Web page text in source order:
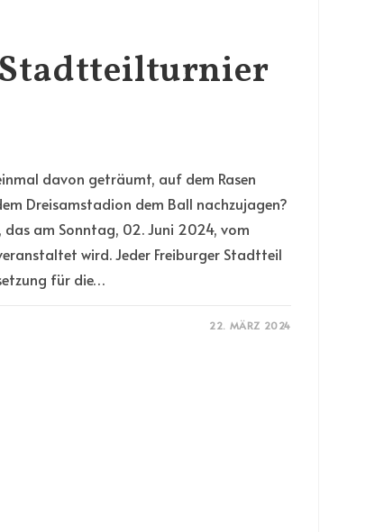
davon geträumt, auf dem Rasen
Dreisamstadion dem Ball nachzujagen?
am Sonntag, 02. Juni 2024, vom
wird. Jeder Freiburger Stadtteil
für die…
22. MÄRZ 2024